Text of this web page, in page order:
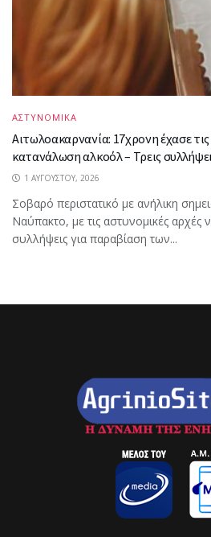
ΑΣΤΥΝΟΜΙΚΑ
Αιτωλοακαρνανία: 17χρονη έχασε
κατανάλωση αλκοόλ – Τρεις
1 ΑΥΓΟΎΣΤΟΥ, 2026
Σοβαρό περιστατικό με ανήλικη
Ναύπακτο, με τις αστυνομικές
συλλήψεις για παραβίαση των...